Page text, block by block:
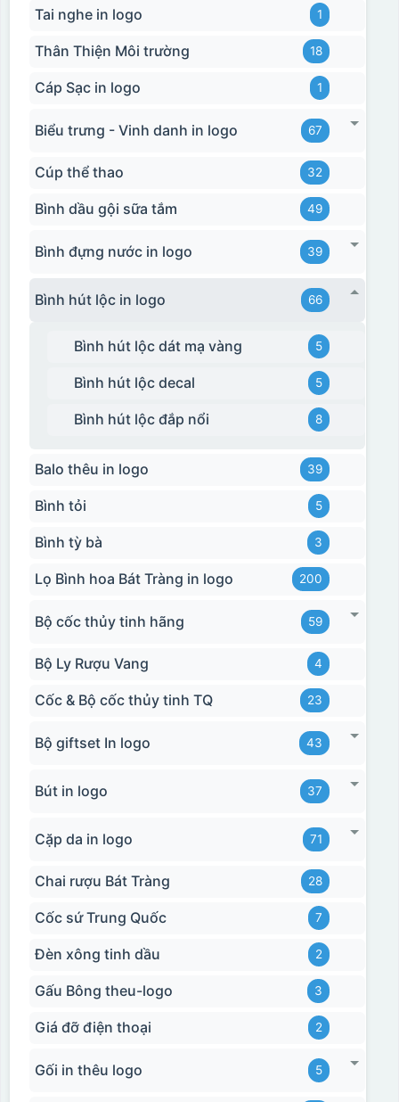
Tai nghe in logo 1
Thân Thiện Môi trường 18
Cáp Sạc in logo 1
Biểu trưng - Vinh danh in logo 67
Cúp thể thao 32
Bình dầu gội sữa tắm 49
Bình đựng nước in logo 39
Bình hút lộc in logo 66
Bình hút lộc dát mạ vàng 5
Bình hút lộc decal 5
Bình hút lộc đắp nổi 8
Balo thêu in logo 39
Bình tỏi 5
Bình tỳ bà 3
Lọ Bình hoa Bát Tràng in logo 200
Bộ cốc thủy tinh hãng 59
Bộ Ly Rượu Vang 4
Cốc & Bộ cốc thủy tinh TQ 23
Bộ giftset In logo 43
Bút in logo 37
Cặp da in logo 71
Chai rượu Bát Tràng 28
Cốc sứ Trung Quốc 7
Đèn xông tinh dầu 2
Gấu Bông theu-logo 3
Giá đỡ điện thoại 2
Gối in thêu logo 5